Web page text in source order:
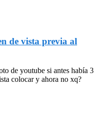
de vista previa al
de youtube si antes había 3
colocar y ahora no xq?